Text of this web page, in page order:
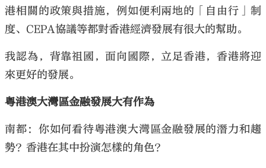
港相關的政策與措施，例如便利兩地的「自由行」制
度、CEPA協議等都對香港經濟發展有很大的幫助。
我認為，背靠祖國，面向國際，立足香港，香港將迎
來更好的發展。
粵港澳大灣區金融發展大有作為
南都：你如何看待粵港澳大灣區金融發展的潛力和趨
勢？香港在其中扮演怎樣的角色？